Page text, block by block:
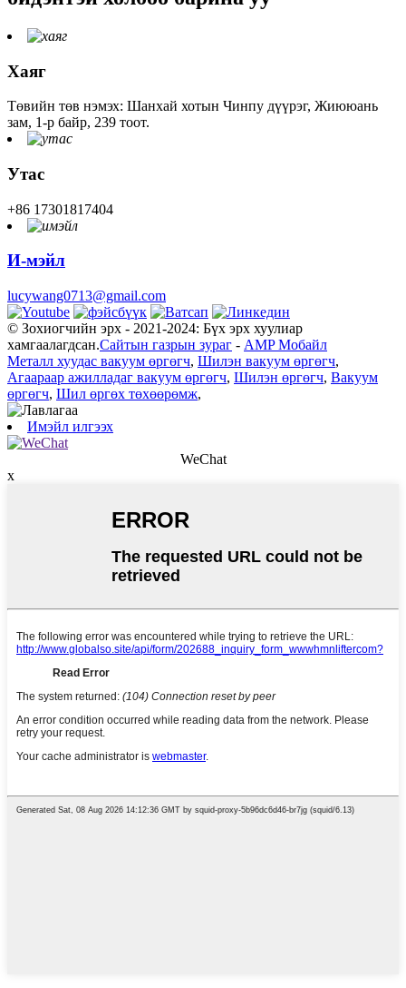
Хаяг
Төвийн төв нэмэх: Шанхай хотын Чинпу дүүрэг, Жиююань
зам, 1-р байр, 239 тоот.
Утас
+86 17301817404
И-мэйл
lucywang0713@gmail.com
© Зохиогчийн эрх - 2021-2024: Бүх эрх хуулиар
хамгаалагдсан.Сайтын газрын зураг - AMP Мобайл
Металл хуудас вакуум өргөгч, Шилэн вакуум өргөгч,
Агаараар ажилладаг вакуум өргөгч, Шилэн өргөгч, Вакуум
өргөгч, Шил өргөх төхөөрөмж,
Имэйл илгээх
WeChat
x